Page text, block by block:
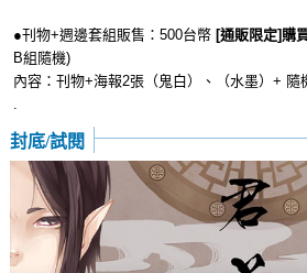
●刊物+週邊套組販售：500台幣 [通販限定]購
B組隨機)
內容：刊物+海報2張（鬼白）、（水墨）+ 隨
.
封底/試閱